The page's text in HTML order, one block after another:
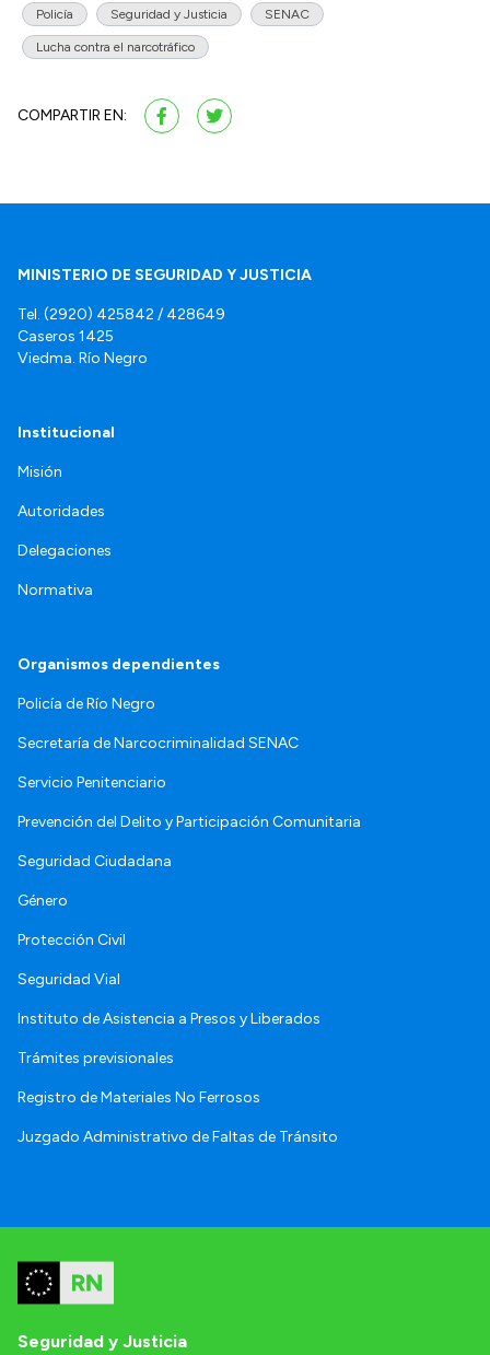
Policía Seguridad y Justicia SENAC
Lucha contra el narcotráfico
COMPARTIR EN:
MINISTERIO DE SEGURIDAD Y JUSTICIA
Tel. (2920) 425842 / 428649
Caseros 1425
Viedma. Río Negro
Institucional
Misión
Autoridades
Delegaciones
Normativa
Organismos dependientes
Policía de Río Negro
Secretaría de Narcocriminalidad SENAC
Servicio Penitenciario
Prevención del Delito y Participación Comunitaria
Seguridad Ciudadana
Género
Protección Civil
Seguridad Vial
Instituto de Asistencia a Presos y Liberados
Trámites previsionales
Registro de Materiales No Ferrosos
Juzgado Administrativo de Faltas de Tránsito
Seguridad y Justicia